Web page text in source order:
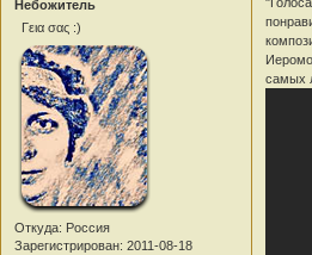
Небожитель
Γεια σας :)
Откуда: Россия
Зарегистрирован: 2011-08-18
самых